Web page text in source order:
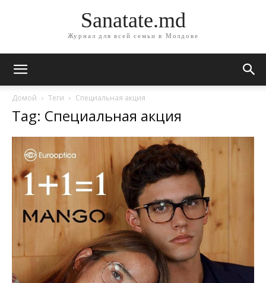
Sanatate.md
Журнал для всей семьи в Молдове
Домой Теги Специальная акция
Tag: Специальная акция